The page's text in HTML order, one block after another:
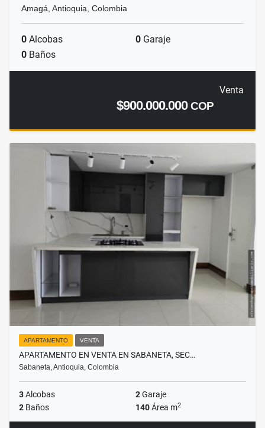
Amagá, Antioquia, Colombia
0 Alcobas 0 Garaje
0 Baños
Venta
$900.000.000COP
APARTAMENTO VENTA
APARTAMENTO EN VENTA EN SABANETA, SEC…
Sabaneta, Antioquia, Colombia
3Alcobas 2Garaje
2 Baños 140Área m2